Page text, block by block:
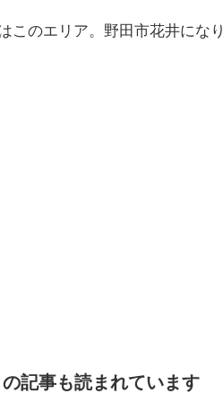
このエリア。野田市花井にな
記事も読まれています